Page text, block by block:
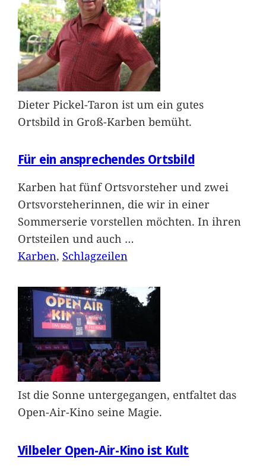
Dieter Pickel-Taron ist um ein gutes
Ortsbild in Groß-Karben bemüht.
Für ein ansprechendes Ortsbild
Karben hat fünf Ortsvorsteher und zwei
Ortsvorsteherinnen, die wir in einer
Sommerserie vorstellen möchten. In ihren
Ortsteilen und auch …
Karben, Schlagzeilen
Ist die Sonne untergegangen, entfaltet das
Open-Air-Kino seine Magie.
Vilbeler Open-Air-Kino ist Kult